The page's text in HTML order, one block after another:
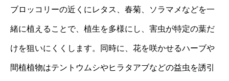
ブロッコリーの近くにレタス、春菊、ソラマメなどを一
緒に植えることで、植生を多様にし、害虫が特定の葉だ
けを狙いにくくします。同時に、花を咲かせるハーブや
間植植物はテントウムシやヒラタアブなどの益虫を誘引